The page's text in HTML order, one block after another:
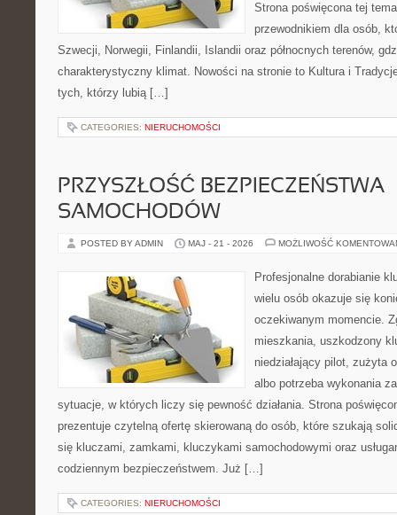
Strona poświęcona tej
przewodnikiem dla osób,
Szwecji, Norwegii, Finlandii, Islandii oraz północnych terenów,
charakterystyczny klimat. Nowości na stronie to Kultura i
tych, którzy lubią […]
CATEGORIES: NIERUCHOMOŚCI
PRZYSZŁOŚĆ BEZPIECZEŃSTWA
SAMOCHODÓW
POSTED BY ADMIN MAJ - 21 - 2026 MOŻLIWOŚĆ
Profesjonalne dorabianie
wielu osób okazuje się
oczekiwanym momencie.
mieszkania, uszkodzony
niedziałający pilot, zużyta
albo potrzeba wykonania
sytuacje, w których liczy się pewność działania. Strona
prezentuje czytelną ofertę skierowaną do osób, które szukają
się kluczami, zamkami, kluczykami samochodowymi oraz
codziennym bezpieczeństwem. Już […]
CATEGORIES: NIERUCHOMOŚCI